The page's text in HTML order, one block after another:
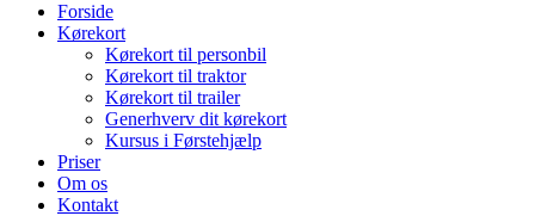
Forside
Kørekort
Kørekort til personbil
Kørekort til traktor
Kørekort til trailer
Generhverv dit kørekort
Kursus i Førstehjælp
Priser
Om os
Kontakt